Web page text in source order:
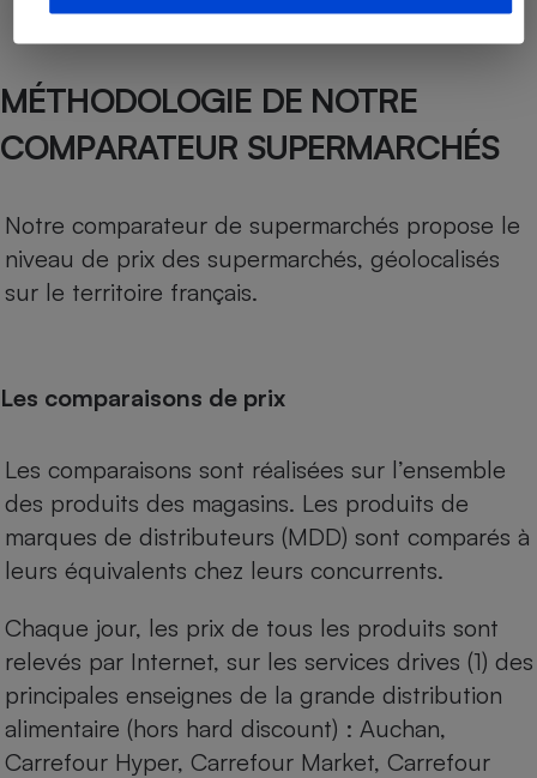
MÉTHODOLOGIE DE NOTRE
COMPARATEUR SUPERMARCHÉS
Notre comparateur de supermarchés propose le
niveau de prix des supermarchés, géolocalisés
sur le territoire français.
Les comparaisons de prix
Les comparaisons sont réalisées sur l’ensemble
des produits des magasins. Les produits de
marques de distributeurs (MDD) sont comparés à
leurs équivalents chez leurs concurrents.
Chaque jour, les prix de tous les produits sont
relevés par Internet, sur les services drives (1) des
principales enseignes de la grande distribution
alimentaire (hors hard discount) : Auchan,
Carrefour Hyper, Carrefour Market, Carrefour